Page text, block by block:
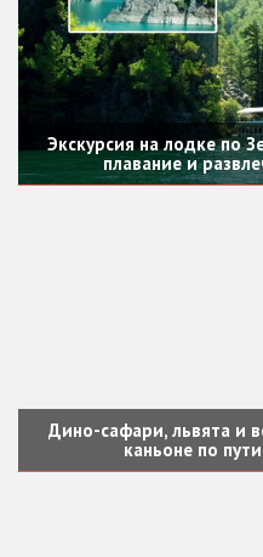
Экскурсия на лодке по
плавание и
Дино-сафари, львята и
каньоне по